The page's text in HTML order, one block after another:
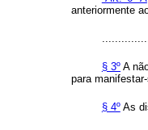
anteriormente
§ 3º A
para
§ 4ºAs